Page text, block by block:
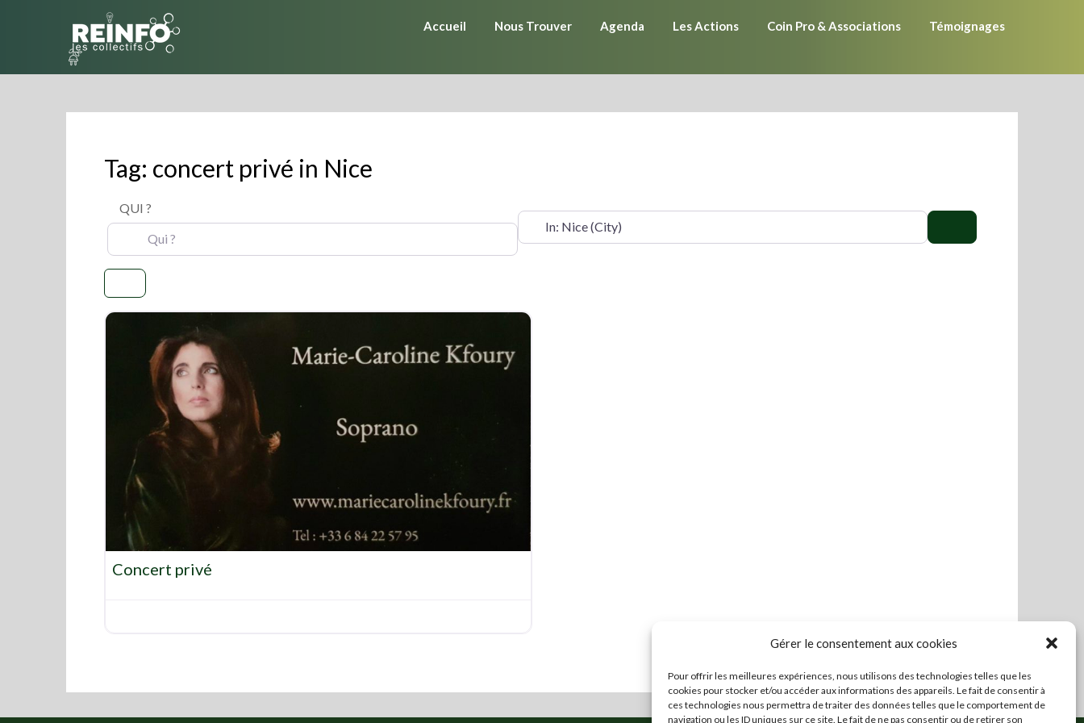
Gérer le consentement aux cookies
Pour offrir les meilleures expériences, nous utilisons des technologies telles que les
cookies pour stocker et/ou accéder aux informations des appareils. Le fait de consentir à
ces technologies nous permettra de traiter des données telles que le comportement de
navigation ou les ID uniques sur ce site. Le fait de ne pas consentir ou de retirer son
Accueil Nous Trouver Agenda Les Actions Coin Pro & Associations Témoignages
Tag: concert privé in Nice
QUI ?
OÙ ?
Favorite
Concert privé